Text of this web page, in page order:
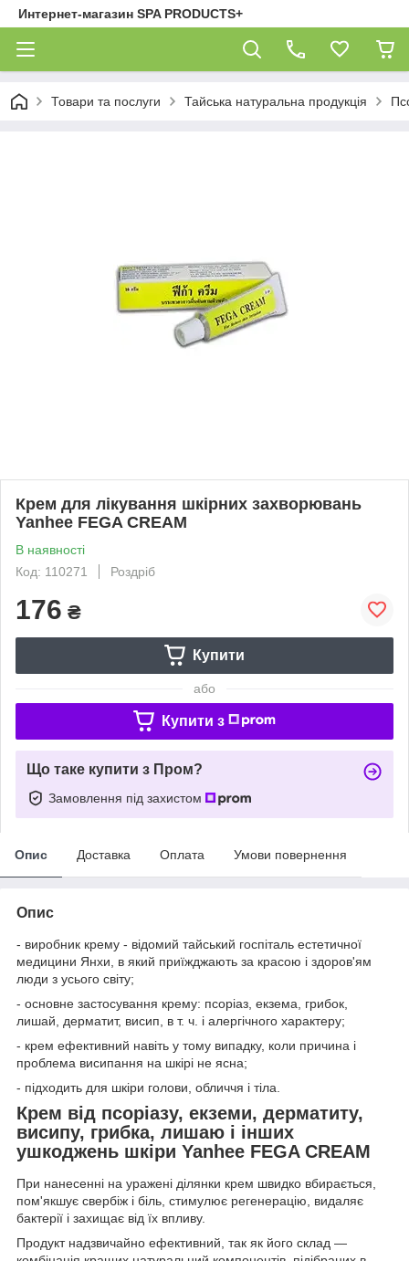
Интернет-магазин SPA PRODUCTS+
Товари та послуги Тайська натуральна продукція
Крем для лікування шкірних захворювань
Yanhee FEGA CREAM
В наявності
Код: 110271
Роздріб
176 ₴
Купити
або
Купити з
Що таке купити з Пром?
Замовлення під захистом
Опис Доставка Оплата Умови повернення
Опис
- виробник крему - відомий тайський госпіталь естетичної
медицини Янхи, в який приїжджають за красою і здоров'ям
люди з усього світу;
- основне застосування крему: псоріаз, екзема, грибок,
лишай, дерматит, висип, в т. ч. і алергічного характеру;
- крем ефективний навіть у тому випадку, коли причина і
проблема висипання на шкірі не ясна;
- підходить для шкіри голови, обличчя і тіла.
Крем від псоріазу, екземи, дерматиту,
висипу, грибка, лишаю і інших
ушкоджень шкіри Yanhee FEGA CREAM
При нанесенні на уражені ділянки крем швидко вбирається,
пом'якшує свербіж і біль, стимулює регенерацію, видаляє
бактерії і захищає від їх впливу.
Продукт надзвичайно ефективний, так як його склад —